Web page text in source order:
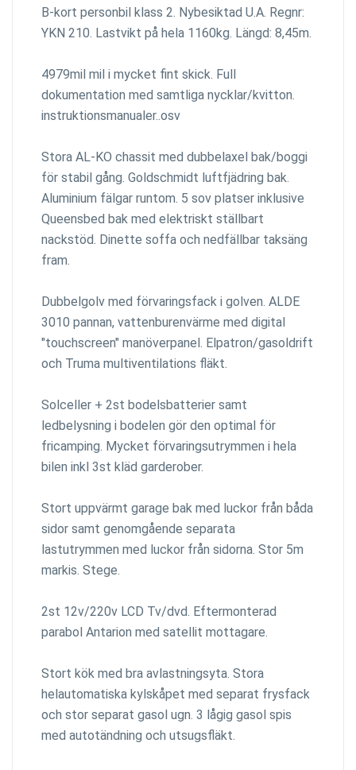
B-kort personbil klass 2. Nybesiktad U.A. Regnr:
YKN 210. Lastvikt på hela 1160kg. Längd: 8,45m.
4979mil mil i mycket fint skick. Full
dokumentation med samtliga nycklar/kvitton.
instruktionsmanualer..osv
Stora AL-KO chassit med dubbelaxel bak/boggi
för stabil gång. Goldschmidt luftfjädring bak.
Aluminium fälgar runtom. 5 sov platser inklusive
Queensbed bak med elektriskt ställbart
nackstöd. Dinette soffa och nedfällbar taksäng
fram.
Dubbelgolv med förvaringsfack i golven. ALDE
3010 pannan, vattenburenvärme med digital
"touchscreen" manöverpanel. Elpatron/gasoldrift
och Truma multiventilations fläkt.
Solceller + 2st bodelsbatterier samt
ledbelysning i bodelen gör den optimal för
fricamping. Mycket förvaringsutrymmen i hela
bilen inkl 3st kläd garderober.
Stort uppvärmt garage bak med luckor från båda
sidor samt genomgående separata
lastutrymmen med luckor från sidorna. Stor 5m
markis. Stege.
2st 12v/220v LCD Tv/dvd. Eftermonterad
parabol Antarion med satellit mottagare.
Stort kök med bra avlastningsyta. Stora
helautomatiska kylskåpet med separat frysfack
och stor separat gasol ugn. 3 lågig gasol spis
med autotändning och utsugsfläkt.